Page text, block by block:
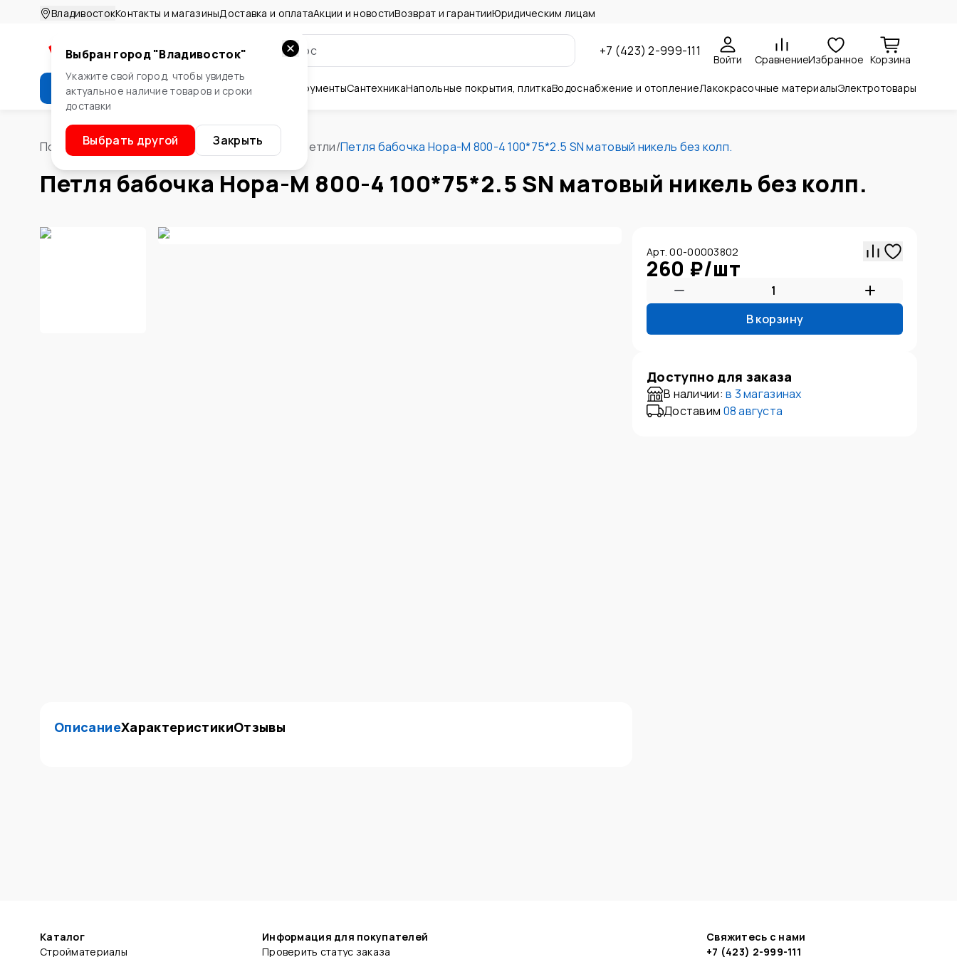
ВладивостокКонтакты и магазиныДоставка и оплатаАкции и новостиВозврат и гарантииЮридическим лицам
+7 (423) 2-999-111
Войти СравнениеИзбранное Корзина
Каталог Стройматериалы ИнструментыСантехникаНапольные покрытия, плиткаВодоснабжение и отоплениеЛакокрасочные материалыЭлектротовары
Выбран город "Владивосток"
Укажите свой город, чтобы увидеть
актуальное наличие товаров и сроки
доставки
Выбрать другой Закрыть
Помощник/Двери и окна Дверная фурнитура Петли/Петля бабочка Нора-М 800-4 100*75*2.5 SN матовый никель без колп.
Петля бабочка Нора-М 800-4 100*75*2.5 SN матовый никель без колп.
ОписаниеХарактеристикиОтзывы
Арт. 00-00003802
260 ₽/шт
В корзину
Доступно для заказа
В наличии: в 3 магазинах
Доставим 08 августа
Каталог
Стройматериалы
Информация для покупателей
Проверить статус заказа
Свяжитесь с нами
+7 (423) 2-999-111